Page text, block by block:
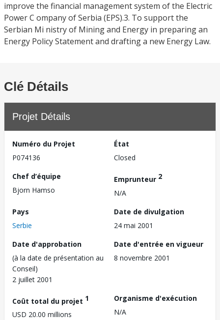
improve the financial management system of the Electric
Power C ompany of Serbia (EPS).3. To support the
Serbian Mi nistry of Mining and Energy in preparing an
Energy Policy Statement and drafting a new Energy Law.
Clé Détails
Projet Détails
Numéro du Projet
P074136
État
Closed
Chef d’équipe
Bjorn Hamso
Emprunteur 2
N/A
Pays
Serbie
Date de divulgation
24 mai 2001
Date d'approbation
(à la date de présentation au
Conseil)
2 juillet 2001
Date d'entrée en vigueur
8 novembre 2001
Coût total du projet 1
USD 20.00 millions
Organisme d'exécution
N/A